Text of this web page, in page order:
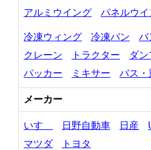
アルミウイング パネルウ
冷凍ウィング 冷凍バン バ
クレーン
トラクター ダン
パッカー
ミキサー バス・
メーカー
いすゞ 日野自動車 日産
マツダ
トヨタ